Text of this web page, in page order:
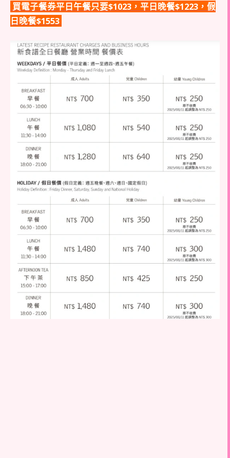
買電子餐券平日午餐只要$1023，平日晚餐$1223，假
日晚餐$1553